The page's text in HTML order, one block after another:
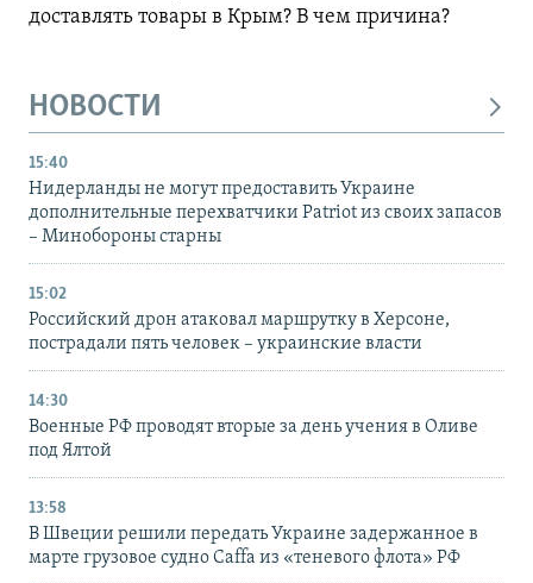
доставлять товары в Крым? В чем причина?
НОВОСТИ
15:40
Нидерланды не могут предоставить Украине
дополнительные перехватчики Patriot из своих запасов
– Минобороны старны
15:02
Российский дрон атаковал маршрутку в Херсоне,
пострадали пять человек – украинские власти
14:30
Военные РФ проводят вторые за день учения в Оливе
под Ялтой
13:58
В Швеции решили передать Украине задержанное в
марте грузовое судно Caffa из «теневого флота» РФ